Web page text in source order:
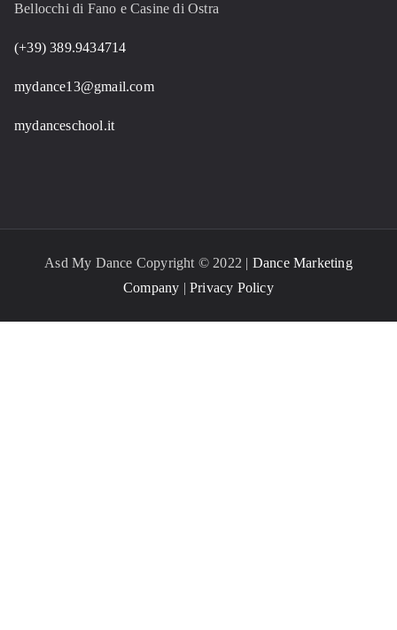
Bellocchi di Fano e Casine di Ostra
(+39) 389.9434714
mydance13@gmail.com
mydanceschool.it
Asd My Dance Copyright © 2022 | Dance Marketing
Company |Privacy Policy